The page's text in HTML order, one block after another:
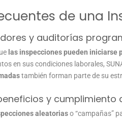
de una
y auditorías
las inspecciones pueden iniciarse
en sus condiciones laborales,
también forman parte de su
y cumplimiento
aleatoriaso “campañas”